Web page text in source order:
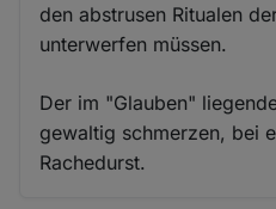
den abstrusen Ritualen
unterwerfen müssen.
Der im "Glauben"
gewaltig schmerzen, bei
Rachedurst.